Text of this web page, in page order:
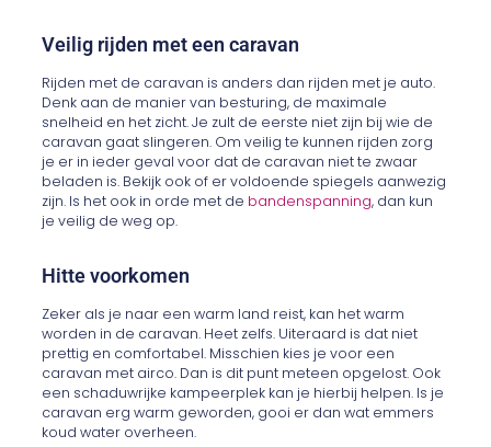
Veilig rijden met een caravan
Rijden met de caravan is anders dan rijden met je auto.
Denk aan de manier van besturing, de maximale
snelheid en het zicht. Je zult de eerste niet zijn bij wie de
caravan gaat slingeren. Om veilig te kunnen rijden zorg
je er in ieder geval voor dat de caravan niet te zwaar
beladen is. Bekijk ook of er voldoende spiegels aanwezig
zijn. Is het ook in orde met de bandenspanning, dan kun
je veilig de weg op.
Hitte voorkomen
Zeker als je naar een warm land reist, kan het warm
worden in de caravan. Heet zelfs. Uiteraard is dat niet
prettig en comfortabel. Misschien kies je voor een
caravan met airco. Dan is dit punt meteen opgelost. Ook
een schaduwrijke kampeerplek kan je hierbij helpen. Is je
caravan erg warm geworden, gooi er dan wat emmers
koud water overheen.